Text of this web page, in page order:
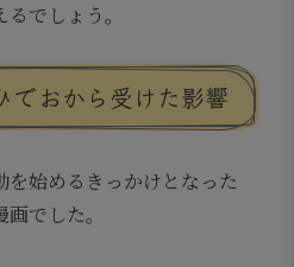
でしょう。
でおから受けた影響
始めるきっかけとなった
でした。